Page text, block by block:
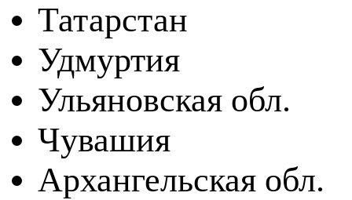
Татарстан
Удмуртия
Ульяновская обл.
Чувашия
Архангельская обл.